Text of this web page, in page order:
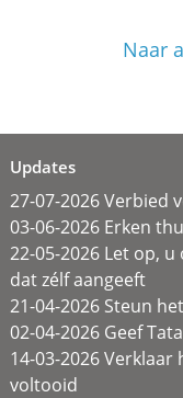
Naar
Updates
27-07-2026 Verbied
03-06-2026 Erken
22-05-2026 Let op,
dat zélf aangeeft
21-04-2026 Steun
02-04-2026 Geef
14-03-2026
voltooid